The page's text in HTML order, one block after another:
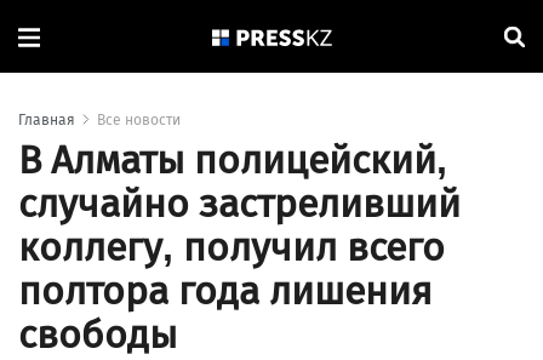
Главная Все новости
В Алматы полицейский,
случайно застреливший
коллегу, получил всего
полтора года лишения
свободы